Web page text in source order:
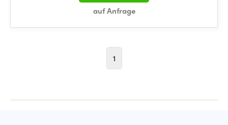
auf Anfrage
1